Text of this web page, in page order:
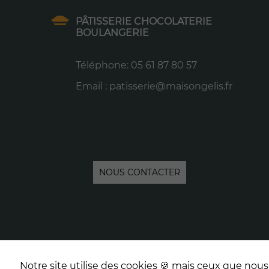
PÂTISSERIE CHOCOLATERIE
BOULANGERIE
Téléphone: 05 61 87 80 57
Email : patisserie@maisongelis.fr
NOUS CONTACTER
Notre site utilise des cookies 🍪 mais ceux que